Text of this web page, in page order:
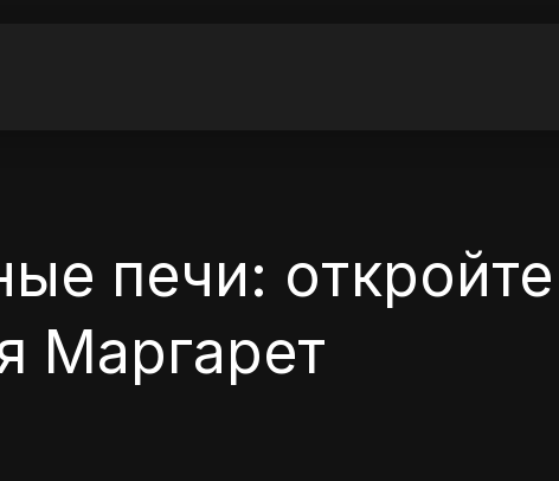
печи: откройте
Маргарет